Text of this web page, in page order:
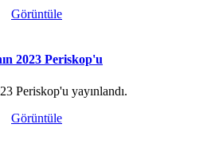
Görüntüle
2023 Periskop'u
Periskop'u yayınlandı.
Görüntüle